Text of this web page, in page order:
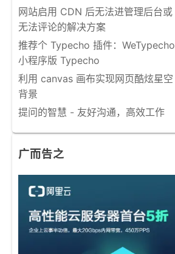
网站启用 CDN 后无法进管理后台或
无法评论的解决方案
推荐个 Typecho 插件：WeTypecho
小程序版 Typecho
利用 canvas 画布实现网页酷炫星空
背景
提问的智慧 - 友好沟通，高效工作
广而告之